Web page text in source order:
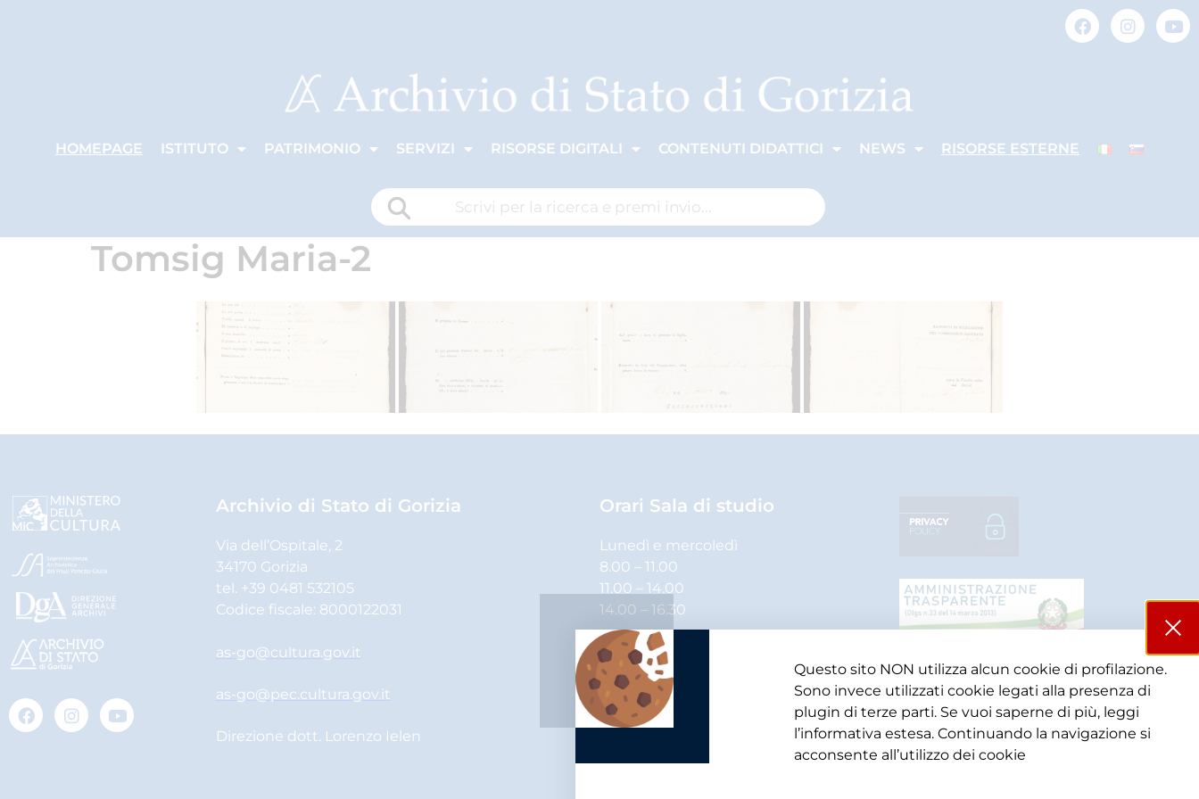
HOMEPAGE ISTITUTO PATRIMONIO SERVIZI RISORSE DIGITALI CONTENUTI DIDATTICI NEWS RISORSE ESTERNE
Tomsig Maria-2
Archivio di Stato di Gorizia
Via dell’Ospitale, 2
34170 Gorizia
tel. +39 0481 532105
Codice fiscale: 8000122031
as-go@cultura.gov.it
as-go@pec.cultura.gov.it
Direzione dott. Lorenzo Ielen
Orari Sala di studio
Lunedì e mercoledì
8.00 – 11.00
11.00 – 14.00
14.00 – 16.30
Martedì, giovedì e venerdì
8.00 – 11.00
11.00 – 14.00
Questo sito NON utilizza alcun cookie di profilazione.
Sono invece utilizzati cookie legati alla presenza di
plugin di terze parti. Se vuoi saperne di più, leggi
l’informativa estesa. Continuando la navigazione si
acconsente all’utilizzo dei cookie​